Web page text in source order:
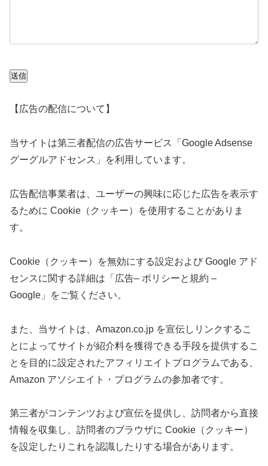
送信
【広告の配信について】
当サイトは第三者配信の広告サービス「Google Adsense
グーグルアドセンス」を利用しています。
広告配信事業者は、ユーザーの興味に応じた広告を表示す
るために Cookie（クッキー）を使用することがありま
す。
Cookie（クッキー）を無効にする設定および Google アド
センスに関する詳細は「広告– ポリシーと規約 –
Google」をご覧ください。
また、当サイトは、Amazon.co.jp を宣伝しリンクするこ
とによってサイトが紹介料を獲得できる手段を提供するこ
とを目的に設定されたアフィリエイトプログラムである、
Amazon アソシエイト・プログラムの参加者です。
第三者がコンテンツおよび宣伝を提供し、訪問者から直接
情報を収集し、訪問者のブラウザに Cookie（クッキー）
を設定したりこれを認識したりする場合があります。